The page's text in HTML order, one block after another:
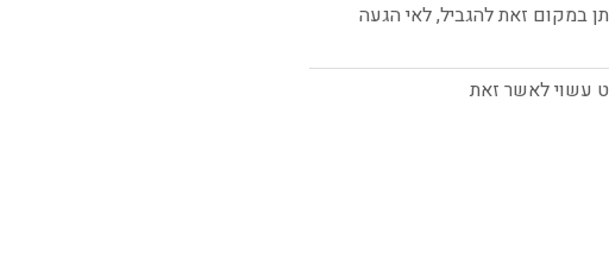
במקום זאת להגביל, לאי הגעה
עשוי לאשר זאת